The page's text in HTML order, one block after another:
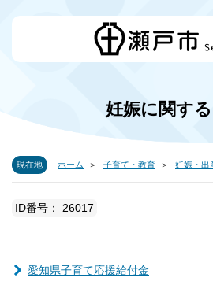
妊娠に関す
現在地 ホーム 子育て・教育 妊娠・出
ID番号： 26017
愛知県子育て応援給付金